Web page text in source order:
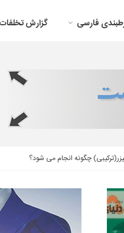
فارسی گزارش
چگونه انجام می شود؟